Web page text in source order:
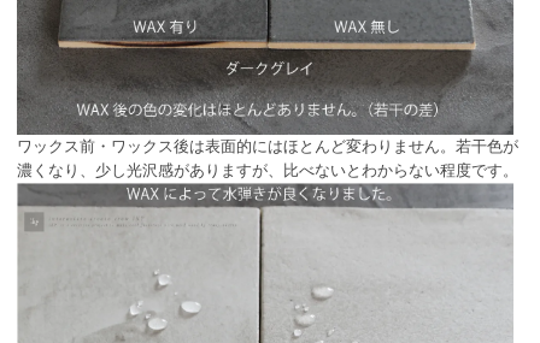
ワックス前・ワックス後は表面的にはほとんど変わりません。若干色が
濃くなり、少し光沢感がありますが、比べないとわからない程度です。